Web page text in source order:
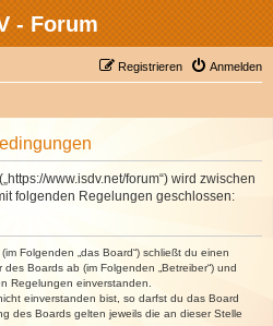
- Forum
Anmelden
Registrieren
www.isdv.net/forum“) wird zwischen
folgenden Regelungen geschlossen:
Folgenden „das Board“) schließt du einen
Boards ab (im Folgenden „Betreiber“) und
Regelungen einverstanden.
einverstanden bist, so darfst du das Board
des Boards gelten jeweils die an dieser Stelle